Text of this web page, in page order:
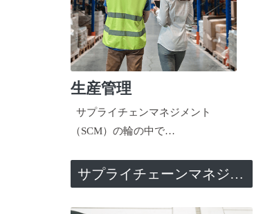
生産管理
サプライチェンマネジメント
（SCM）の輪の中で…
サプライチェーンマネジメント